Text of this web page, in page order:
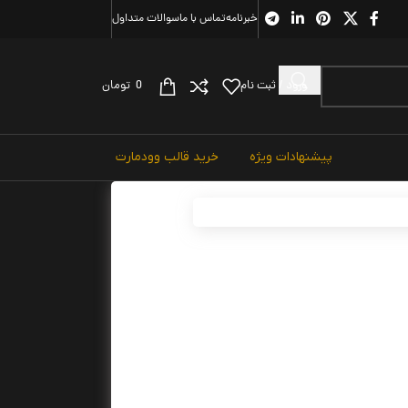
خبرنامهتماس با ماسوالات متداول
ورود / ثبت نام تومان
پیشنهادات ویژه خرید قالب وودمارت
از صنعت چاپ، و با استفاده از طراحان گرافیک